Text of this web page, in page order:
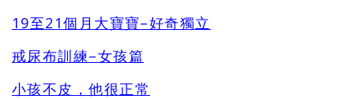
19至21個月大寶寶–好奇獨立
戒尿布訓練–女孩篇
小孩不皮，他很正常